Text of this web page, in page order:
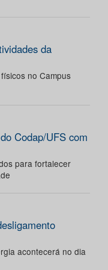
da
no Campus
Codap/UFS com
para fortalecer
acontecerá no dia